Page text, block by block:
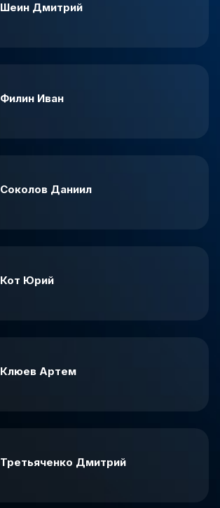
Шеин Дмитрий
Филин Иван
Соколов Даниил
Кот Юрий
Клюев Артем
Третьяченко Дмитрий